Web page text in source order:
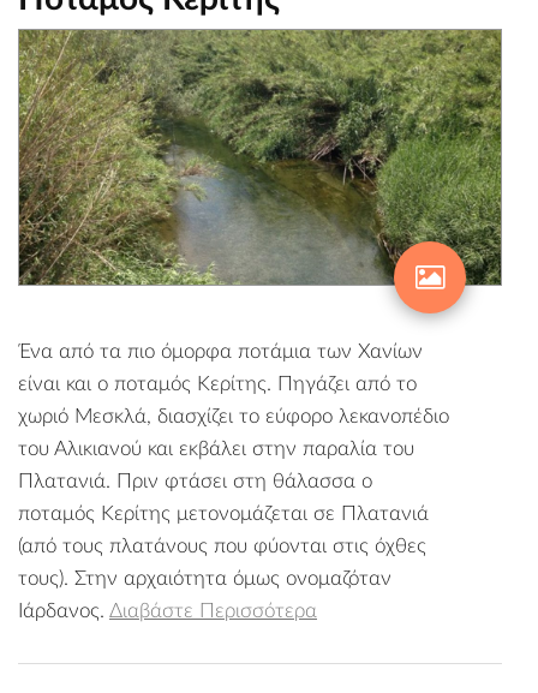
Ένα από τα πιο όμορφα ποτάμια των Χανίων
είναι και ο ποταμός Κερίτης. Πηγάζει από το
χωριό Μεσκλά, διασχίζει το εύφορο λεκανοπέδιο
του Αλικιανού και εκβάλει στην παραλία του
Πλατανιά. Πριν φτάσει στη θάλασσα ο
ποταμός Κερίτης μετονομάζεται σε Πλατανιά
(από τους πλατάνους που φύονται στις όχθες
τους). Στην αρχαιότητα όμως ονομαζόταν
Ιάρδανος. Διαβάστε Περισσότερα